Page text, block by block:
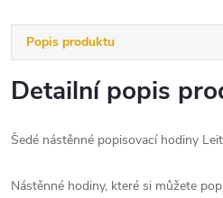
Popis produktu
Detailní popis
Šedé nástěnné popisovací hodiny
Nástěnné hodiny, které si můžete